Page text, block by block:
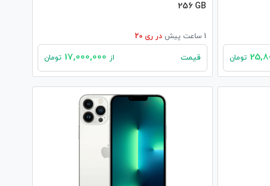
تومان
256 GB
1 ساعت پیش در ری 20
قیمت از تومان